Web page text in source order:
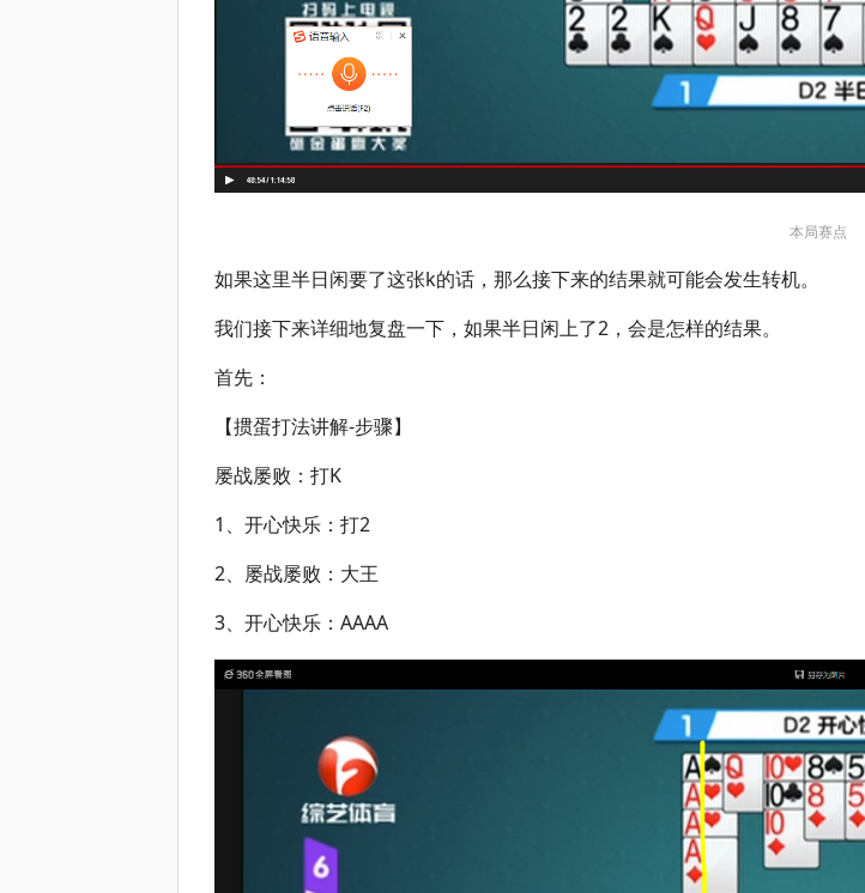
本局赛点
如果这里半日闲要了这张k的话，那么接下来的结果就可能会发生转机。
我们接下来详细地复盘一下，如果半日闲上了2，会是怎样的结果。
首先：
【掼蛋打法讲解-步骤】
屡战屡败：打K
1、开心快乐：打2
2、屡战屡败：大王
3、开心快乐：AAAA